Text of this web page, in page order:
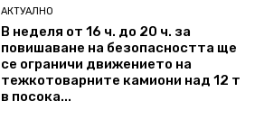
АКТУАЛНО
В неделя от 16 ч. до 20 ч. за
повишаване на безопасността ще
се ограничи движението на
тежкотоварните камиони над 12 т
в посока...